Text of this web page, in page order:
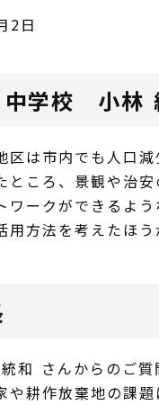
2日
中学校 小林
区は市内でも人口
ところ、景観や治
ワークができるよ
用方法を考えたほ
さんからのご質
耕作放棄地の課題